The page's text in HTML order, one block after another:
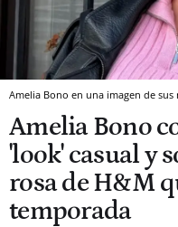
Amelia Bono en una imagen de sus
Amelia Bono
'look' casual y
rosa de H&M
temporada